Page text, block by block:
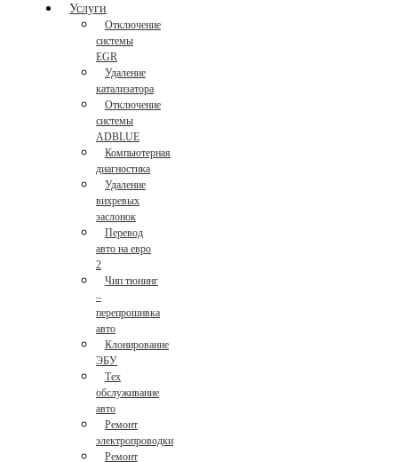
Услуги
Отключение
системы
EGR
Удаление
катализатора
Отключение
системы
ADBLUE
Компьютерная
диагностика
Удаление
вихревых
заслонок
Перевод
авто на евро
2
Чип тюнинг
–
перепрошивка
авто
Клонирование
ЭБУ
Тех
обслуживание
авто
Ремонт
электропроводки
Ремонт